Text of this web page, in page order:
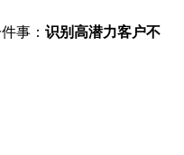
事：识别高潜力客户不